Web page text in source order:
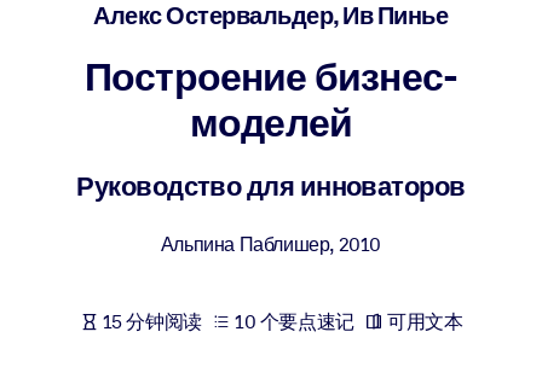
将简短且经过验证的知识引入您的 LMS/LXP，以获得更强的学习效
用值得信赖且即插即用的商业知识丰富您的企业图书馆。
Алекс Остервальдер, Ив Пинье
Построение бизнес-
моделей
Руководство для инноваторов
Альпина Паблишер, 2010
15 分钟阅读 10 个要点速记 可用文本